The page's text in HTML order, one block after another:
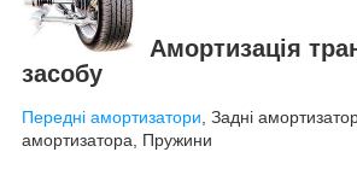
Амортизація
засобу
Передні амортизатори , Задні
амортизатора, Пружини